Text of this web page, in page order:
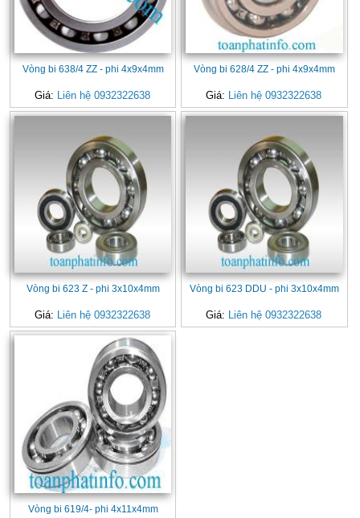
Vòng bi 638/4 ZZ - phi 4x9x4mm
Giá: Liên hệ 0932322638
Vòng bi 628/4 ZZ - phi 4x9x4mm
Giá: Liên hệ 0932322638
Vòng bi 623 Z - phi 3x10x4mm
Giá: Liên hệ 0932322638
Vòng bi 623 DDU - phi 3x10x4mm
Giá: Liên hệ 0932322638
Vòng bi 619/4- phi 4x11x4mm